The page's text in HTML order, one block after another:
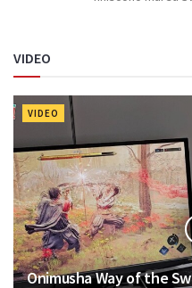
VIDEO
VIDEO
Onimusha Way of the